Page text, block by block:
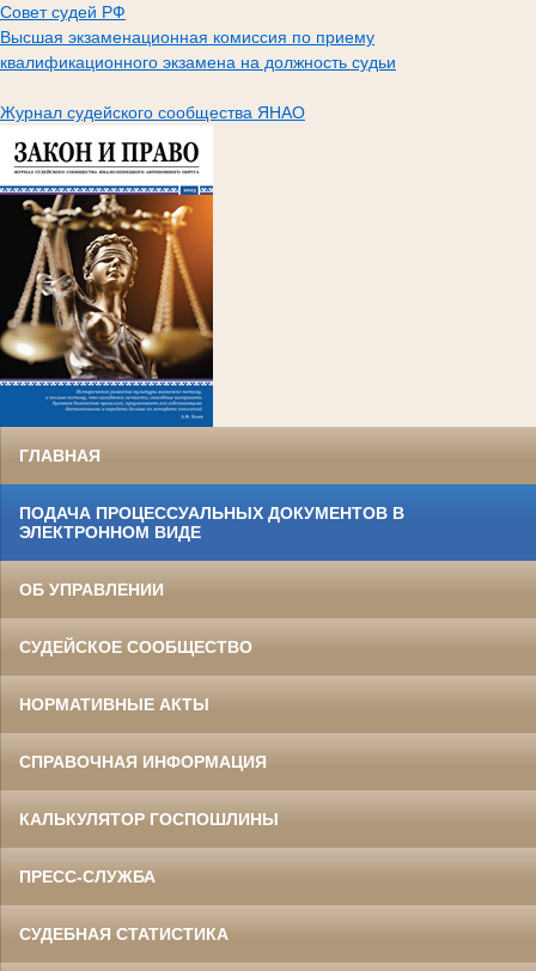
Совет судей РФ
Высшая экзаменационная комиссия по приему
квалификационного экзамена на должность судьи
Журнал судейского сообщества ЯНАО
ГЛАВНАЯ
ПОДАЧА ПРОЦЕССУАЛЬНЫХ ДОКУМЕНТОВ В
ЭЛЕКТРОННОМ ВИДЕ
ОБ УПРАВЛЕНИИ
СУДЕЙСКОЕ СООБЩЕСТВО
НОРМАТИВНЫЕ АКТЫ
СПРАВОЧНАЯ ИНФОРМАЦИЯ
КАЛЬКУЛЯТОР ГОСПОШЛИНЫ
ПРЕСС-СЛУЖБА
СУДЕБНАЯ СТАТИСТИКА